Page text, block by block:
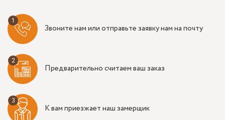
Звоните нам или отправьте заявку нам на почту
Предварительно считаем ваш заказ
К вам приезжает наш замерщик